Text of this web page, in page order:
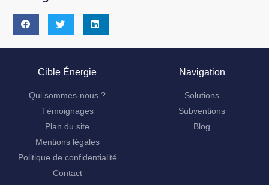
Cible Énergie
Qui sommes-nous ?
Témoignages
Plan du site
Mentions légales
Politique de confidentialité
Contact
Navigation
Solutions
Subventions
Blog